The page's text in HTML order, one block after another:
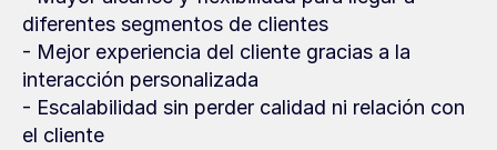
diferentes segmentos de clientes
- Mejor experiencia del cliente gracias a la
interacción personalizada
- Escalabilidad sin perder calidad ni relación con
el cliente